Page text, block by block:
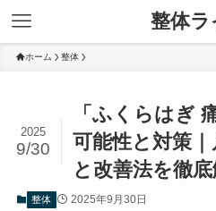
整体ラ
ホーム 整体
「ふくらはぎ
可能性と対策
と改善法を徹
2025
9/30
整体 2025年9月30日